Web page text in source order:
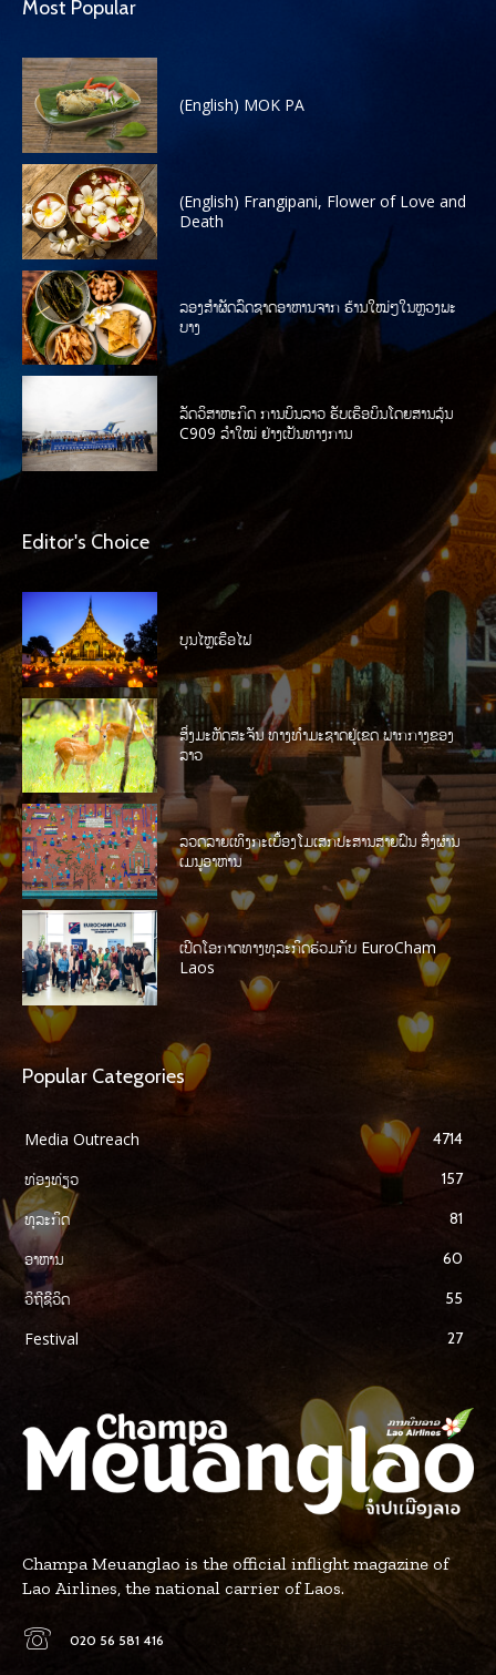
Most Popular
(English) MOK PA
(English) Frangipani, Flower of Love and
Death
ລອງສໍາຜັດລົດຊາດອາຫານຈາກ ຮ້ານໃໝ່ໆໃນຫຼວງພະ
ບາງ
ລັດວິສາຫະກິດ ການບິນລາວ ຮັບເຮືອບິນໂດຍສານລຸ້ນ
C909 ລໍາໃໝ່ ຢ່າງເປັນທາງການ
Editor's Choice
ບຸນໄຫຼເຮືອໄຟ
ສິ່ງມະຫັດສະຈັນ ທາງທໍາມະຊາດຢູ່ເຂດ ພາກກາງຂອງ
ລາວ
ລວດລາຍເທິງກະເບື້ອງໂມເສກປະສານສາຍຝົນ ສົ່ງຜ່ານ
ເມນູອາຫານ
ເປີດໂອກາດທາງທຸລະກິດຮ່ວມກັບ EuroCham
Laos
Popular Categories
Media Outreach 4714
ທ່ອງທ່ຽວ 157
ທຸລະກິດ 81
ອາຫານ 60
ວິຖີຊີວິດ 55
Festival 27
Champa Meuanglao is the official inflight magazine of
Lao Airlines, the national carrier of Laos.
020 56 581 416